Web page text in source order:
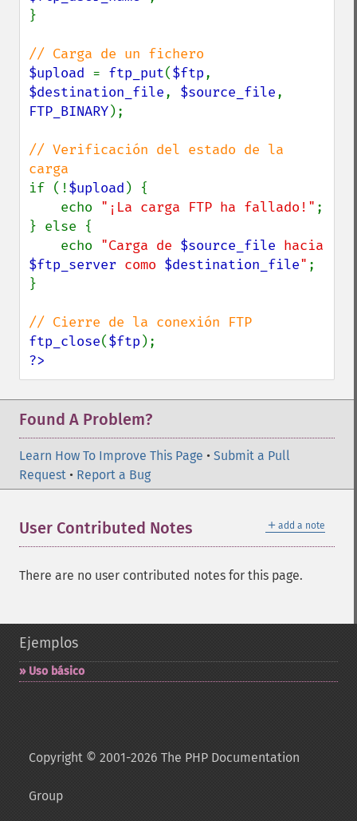
}
$upload = ftp_put($ftp
$destination_file, $source_file
FTP_BINARY);
// Verificación del estado de la
if (!$upload ) {
    echo
"¡La carga FTP ha fallado!" ;
} else {
    echo
"Carga de $source_file
$ftp_server como $destination_file" ;
}
ftp_close($ftp
?>
Found A Problem?
Learn How To Improve This Page • Submit a Pull
Request • Report a Bug
＋ add a note
User Contributed Notes
There are no user contributed notes for this page.
Ejemplos
Uso básico
Copyright © 2001-2026 The PHP Documentation
Group